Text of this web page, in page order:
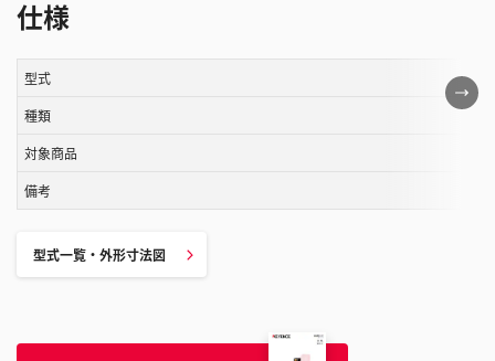
仕様
こ
の
型式
種類
対象商品
備考
型式一覧・外形寸法図